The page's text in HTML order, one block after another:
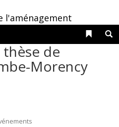
l'aménagement
Liens
de
Morency